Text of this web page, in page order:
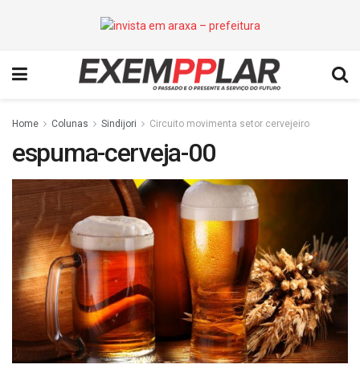
Home Colunas Sindijori Circuito movimenta setor cervejeiro
espuma-cerveja-00